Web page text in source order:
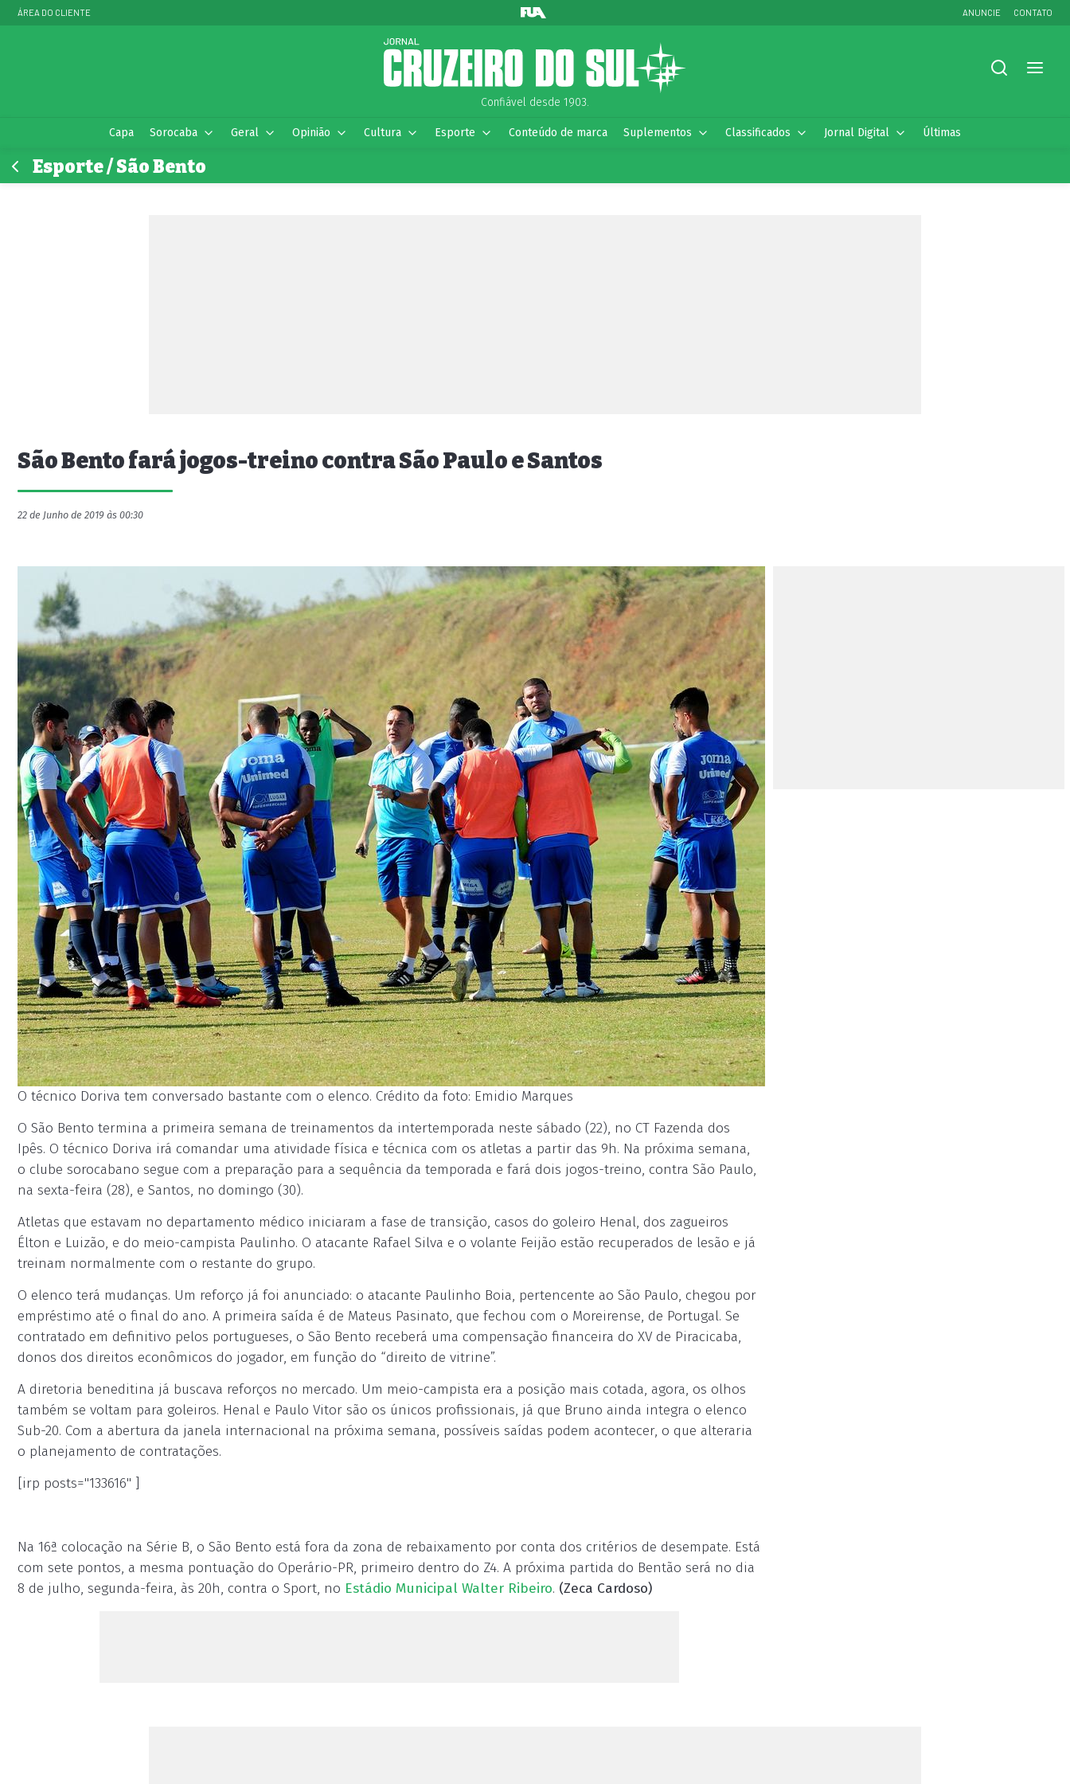
ÁREA DO CLIENTE ANUNCIE CONTATO
Confiável desde 1903.
Capa Sorocaba Geral Opinião Cultura Esporte Conteúdo de marca Suplementos Classificados Jornal Digital Últimas
Esporte / São Bento
São Bento fará jogos-treino contra São Paulo e Santos
22 de Junho de 2019 às 00:30
O técnico Doriva tem conversado bastante com o elenco. Crédito da foto: Emidio Marques
O São Bento termina a primeira semana de treinamentos da intertemporada neste sábado (22), no CT Fazenda dos
Ipês. O técnico Doriva irá comandar uma atividade física e técnica com os atletas a partir das 9h. Na próxima semana,
o clube sorocabano segue com a preparação para a sequência da temporada e fará dois jogos-treino, contra São Paulo,
na sexta-feira (28), e Santos, no domingo (30).
Atletas que estavam no departamento médico iniciaram a fase de transição, casos do goleiro Henal, dos zagueiros
Élton e Luizão, e do meio-campista Paulinho. O atacante Rafael Silva e o volante Feijão estão recuperados de lesão e já
treinam normalmente com o restante do grupo.
O elenco terá mudanças. Um reforço já foi anunciado: o atacante Paulinho Boia, pertencente ao São Paulo, chegou por
empréstimo até o final do ano. A primeira saída é de Mateus Pasinato, que fechou com o Moreirense, de Portugal. Se
contratado em definitivo pelos portugueses, o São Bento receberá uma compensação financeira do XV de Piracicaba,
donos dos direitos econômicos do jogador, em função do “direito de vitrine”.
A diretoria beneditina já buscava reforços no mercado. Um meio-campista era a posição mais cotada, agora, os olhos
também se voltam para goleiros. Henal e Paulo Vitor são os únicos profissionais, já que Bruno ainda integra o elenco
Sub-20. Com a abertura da janela internacional na próxima semana, possíveis saídas podem acontecer, o que alteraria
o planejamento de contratações.
[irp posts="133616" ]
Na 16ª colocação na Série B, o São Bento está fora da zona de rebaixamento por conta dos critérios de desempate. Está
com sete pontos, a mesma pontuação do Operário-PR, primeiro dentro do Z4. A próxima partida do Bentão será no dia
8 de julho, segunda-feira, às 20h, contra o Sport, no Estádio Municipal Walter Ribeiro. (Zeca Cardoso)